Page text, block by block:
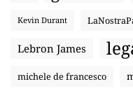
Kevin Durant
Lebron James
michele de francesco